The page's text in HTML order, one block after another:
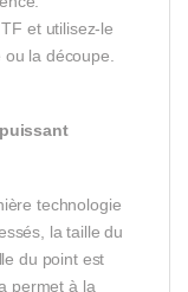
et utilisez-le
la découpe.
technologie
la taille du
du point est
permet à la